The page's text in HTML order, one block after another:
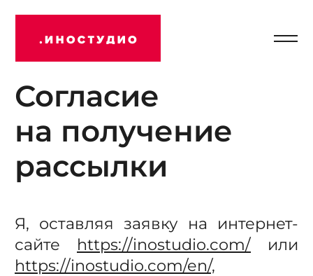
Иностудио
Согласие
на получение
рассылки
Я, оставляя заявку на интернет-
сайте
https://inostudio.com/ или
https://inostudio.com/en/,